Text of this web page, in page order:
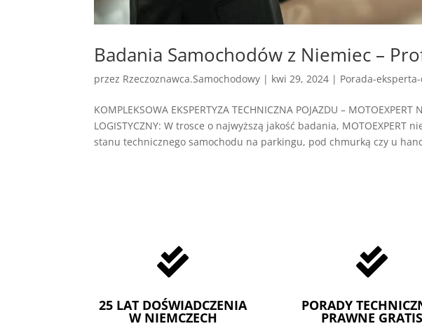
Badania Samochodów z Niemiec –
przez Rzeczoznawca.Samochodowy | kwi 29, 2024 | Porada-
KOMPLEKSOWA EKSPERTYZA TECHNICZNA POJAZDU – MOTOEXPERT
LOGISTYCZNY: W trosce o najwyższą jakość badania,
stanu technicznego samochodu na parkingu, pod chmurką czy u

25 LAT DOŚWIADCZENIA
W NIEMCZECH

PORADY
PRAWNE GRATIS